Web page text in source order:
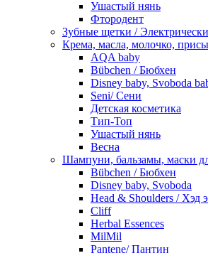
Ушастый нянь
Фтородент
Зубные щетки /
Крема, масла, молочко,
AQA baby
Bübchen / Бюбхен
Disney baby, Svoboda
Seni/ Сени
Детская косметика
Тип-Топ
Ушастый нянь
Весна
Шампуни, бальзамы, маски
Bübchen / Бюбхен
Disney baby, Svoboda
Head & Shoulders / Хэд
Cliff
Herbal Essences
MilMil
Pantene/ Пантин